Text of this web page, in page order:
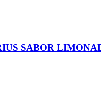
SABOR